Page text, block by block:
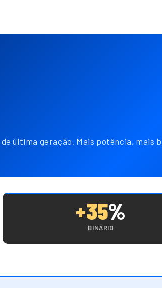
última geração. Mais potência, mais
+35%
BINÁRIO